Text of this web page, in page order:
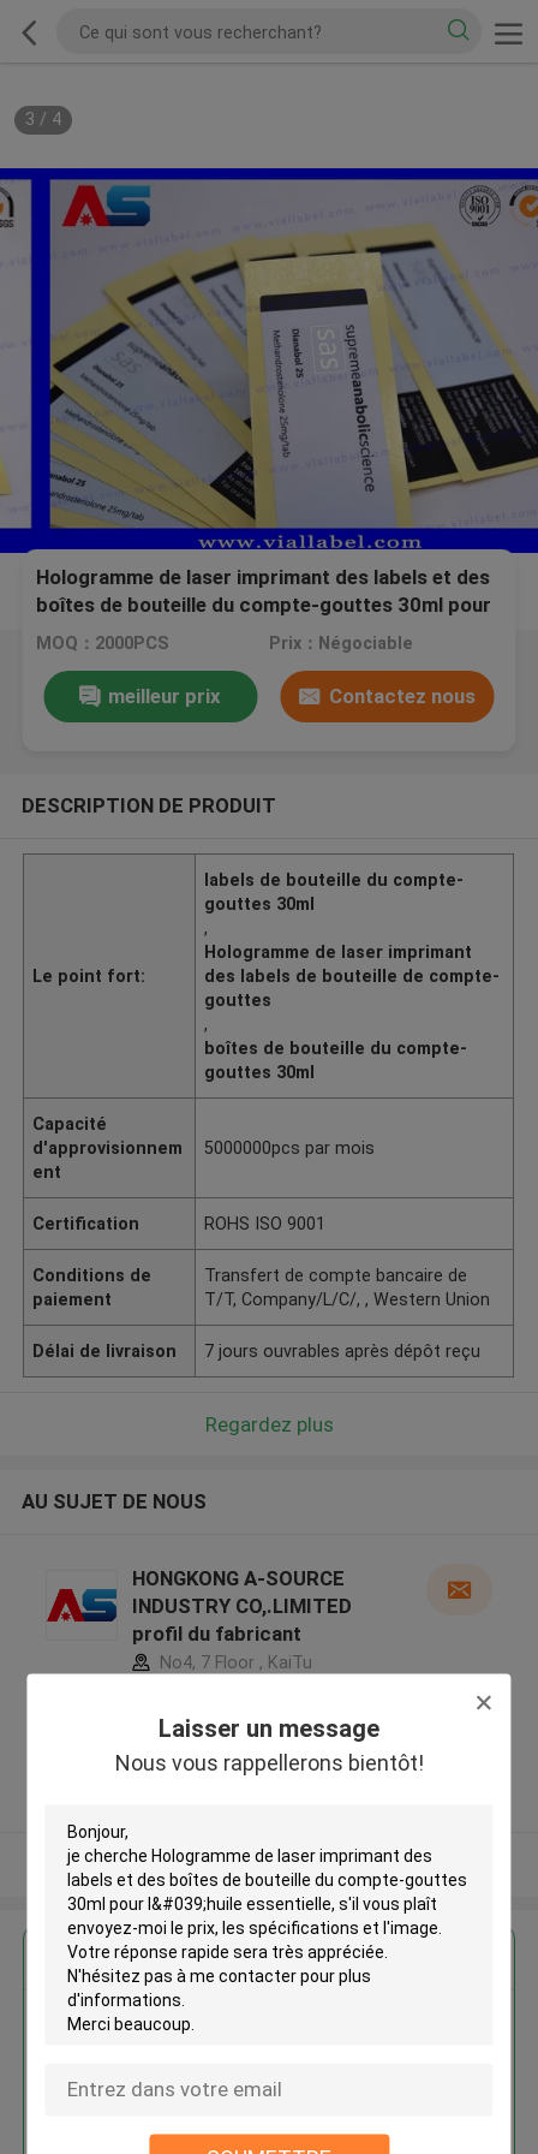
Laisser un message
Nous vous rappellerons bientôt!
3 / 4
Hologramme de laser imprimant des labels et des
boîtes de bouteille du compte-gouttes 30ml pour
l'huile essentielle
MOQ：2000PCS Prix：Négociable
meilleur prix Contactez nous
DESCRIPTION DE PRODUIT
Le point fort:
labels de bouteille du compte-
gouttes 30ml
,
Hologramme de laser imprimant
des labels de bouteille de compte-
gouttes
,
boîtes de bouteille du compte-
gouttes 30ml
Capacité
d'approvisionnem
ent
5000000pcs par mois
Certification ROHS ISO 9001
Conditions de
paiement
Transfert de compte bancaire de
T/T, Company/L/C/, , Western Union
Délai de livraison 7 jours ouvrables après dépôt reçu
Regardez plus
AU SUJET DE NOUS
HONGKONG A-SOURCE
INDUSTRY CO,.LIMITED
profil du fabricant
No4, 7 Floor , KaiTu
,Wang Jiao , Jiulong district
5.0
Regardez plus
bouteille du compte-gouttes